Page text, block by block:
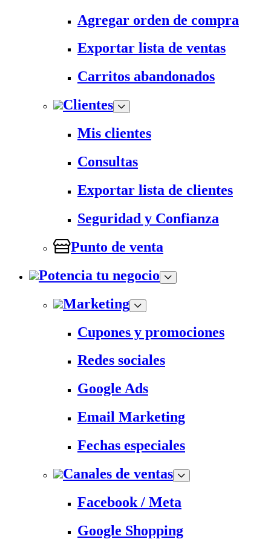
Agregar orden de compra
Exportar lista de ventas
Carritos abandonados
Clientes
Mis clientes
Consultas
Exportar lista de clientes
Seguridad y Confianza
Punto de venta
Potencia tu negocio
Marketing
Cupones y promociones
Redes sociales
Google Ads
Email Marketing
Fechas especiales
Canales de ventas
Facebook / Meta
Google Shopping